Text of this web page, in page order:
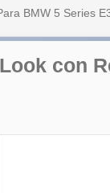
BMW 5 Series
con